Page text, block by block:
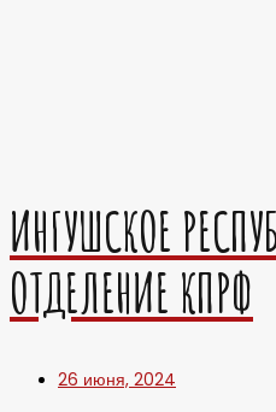
ИНГУШСКОЕ
ОТДЕЛЕНИЕ КПРФ
26 июня, 2024